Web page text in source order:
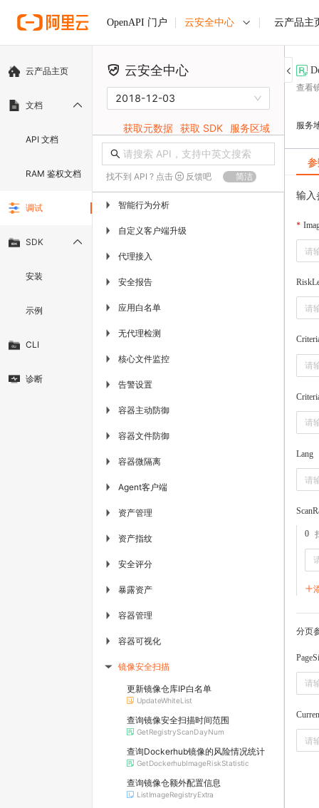
OpenAPI 门户 云安全中心 云产品主
云产品主页
文档
API 文档
RAM 鉴权文档
调试
SDK
安装
示例
CLI
诊断
云安全中心
2018-12-03
获取元数据 获取 SDK 服务区域
找不到 API ? 点击 反馈吧 简洁
▶ 智能行为分析
▶ 自定义客户端升级
▶ 代理接入
▶ 安全报告
▶ 应用白名单
▶ 无代理检测
▶ 核心文件监控
▶ 告警设置
▶ 容器主动防御
▶ 容器文件防御
▶ 容器微隔离
▶ Agent客户端
▶ 资产管理
▶ 资产指纹
▶ 安全评分
▶ 暴露资产
▶ 容器管理
▶ 容器可视化
▶ 镜像安全扫描
更新镜像仓库IP白名单
UpdateWhiteList
查询镜像安全扫描时间范围
GetRegistryScanDayNum
查询Dockerhub镜像的风险情况统计
GetDockerhubImageRiskStatistic
查询镜像仓额外配置信息
ListImageRegistryExtra
查看
服务
输入
Lang
0
分页